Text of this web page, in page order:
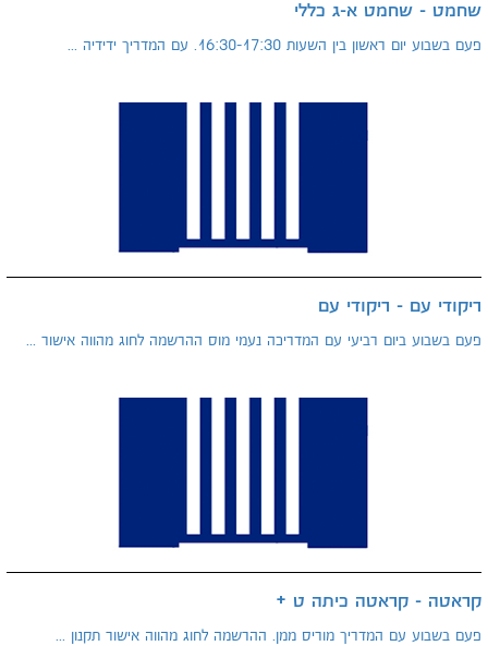
שחמט - שחמט א-ג כללי
פעם בשבוע יום ראשון בין השעות 16:30-17:30. עם המדריך ידידיה ...
ריקודי עם - ריקודי עם
פעם בשבוע ביום רביעי עם המדריכה נעמי מוס ההרשמה לחוג מהווה אישור ...
קראטה - קראטה כיתה ט +
פעם בשבוע עם המדריך מוריס ממן. ההרשמה לחוג מהווה אישור תקנון ...